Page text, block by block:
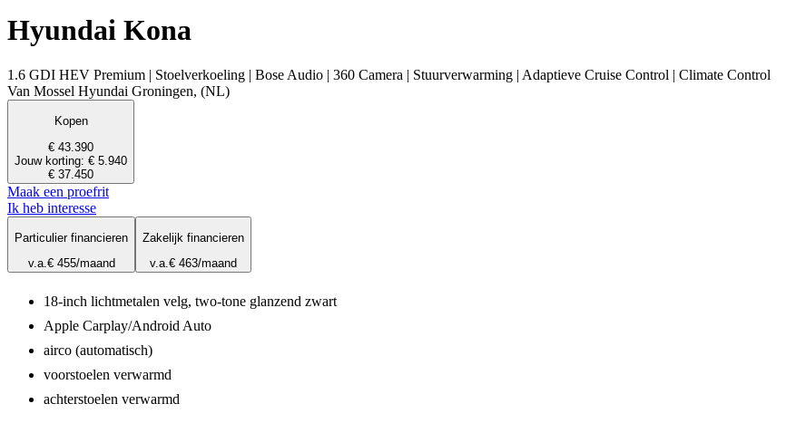
Hyundai Kona
1.6 GDI HEV Premium | Stoelverkoeling | Bose Audio | 360 Camera | Stuurverwarming | Adaptieve Cruise Control | Climate Control
Van Mossel Hyundai Groningen, (NL)
Kopen
€ 43.390
Jouw korting: € 5.940
€ 37.450
Maak een proefrit
Ik heb interesse
Particulier financieren
v.a.€ 455/maand
Zakelijk financieren
v.a.€ 463/maand
18-inch lichtmetalen velg, two-tone glanzend zwart
Apple Carplay/Android Auto
airco (automatisch)
voorstoelen verwarmd
achterstoelen verwarmd